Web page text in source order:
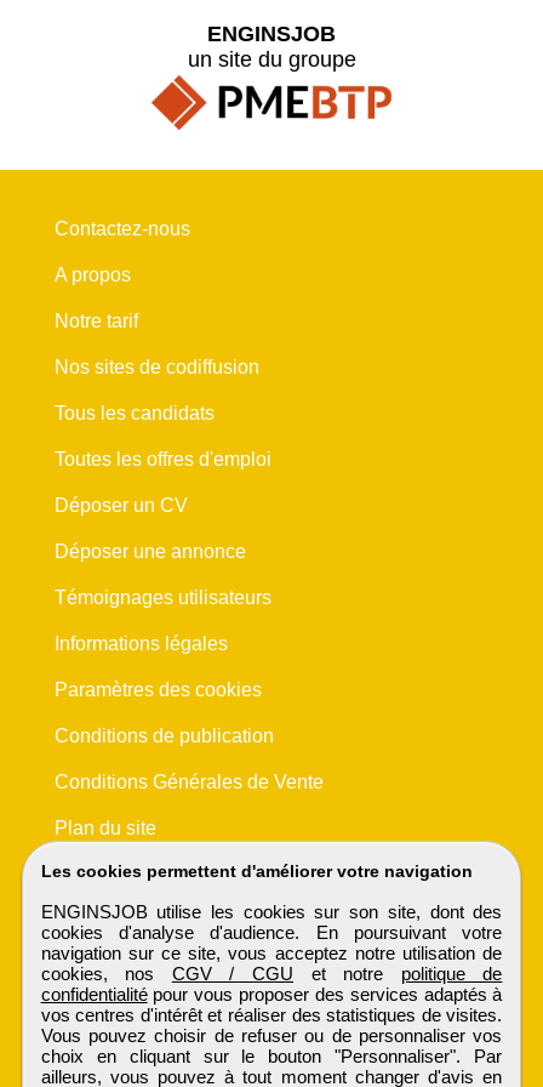
Les cookies permettent d'améliorer votre navigation
ENGINSJOB utilise les cookies sur son site, dont des
cookies d'analyse d'audience. En poursuivant votre
navigation sur ce site, vous acceptez notre utilisation de
cookies, nos CGV / CGU et notre politique de
confidentialitépour vous proposer des services adaptés à
vos centres d'intérêt et réaliser des statistiques de visites.
Vous pouvez choisir de refuser ou de personnaliser vos
choix en cliquant sur le bouton "Personnaliser". Par
ailleurs, vous pouvez à tout moment changer d'avis en
ENGINSJOB
un site du groupe
Contactez-nous
A propos
Notre tarif
Nos sites de codiffusion
Tous les candidats
Toutes les offres d'emploi
Déposer un CV
Déposer une annonce
Témoignages utilisateurs
Informations légales
Paramètres des cookies
Conditions de publication
Conditions Générales de Vente
Plan du site